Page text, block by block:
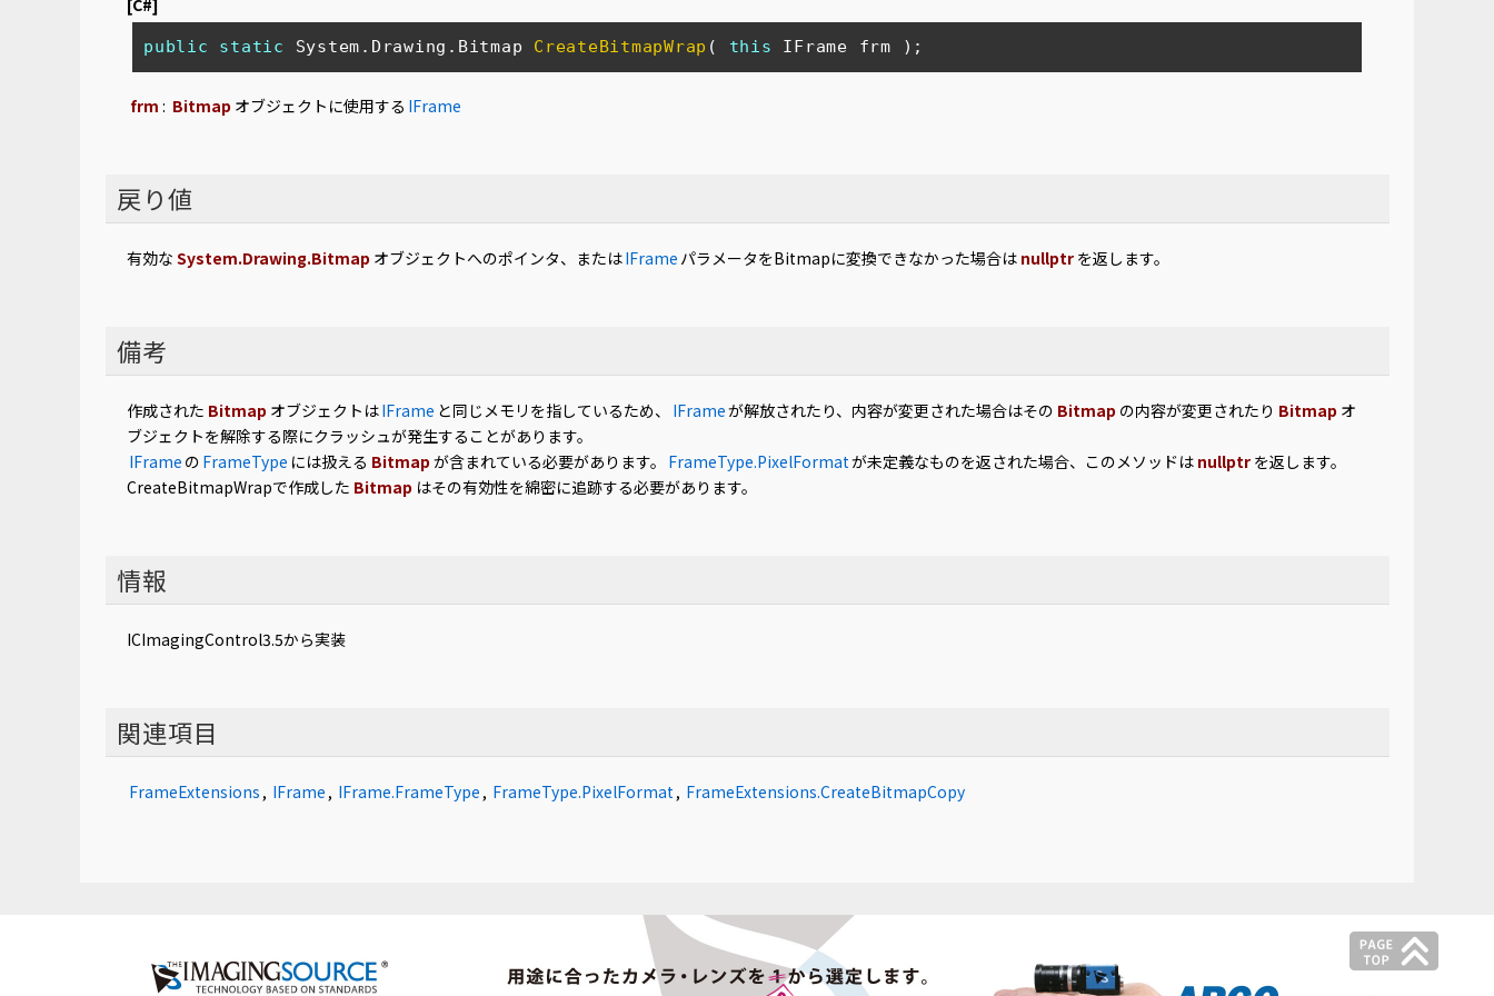
[C#]
public static System.Drawing. Bitmap CreateBitmapWrap ( this IFrame frm ) ;
frm : Bitmap オブジェクトに使用する IFrame
戻り値
有効な System.Drawing.Bitmap オブジェクトへのポインタ、またはIFrame パラメータをBitmapに変換できなかった場合は nullptr を返します。
備考
作成された Bitmap オブジェクトはIFrame と同じメモリを指しているため、 IFrameが解放されたり、内容が変更された場合はその Bitmap の内容が変更されたり Bitmap オ
ブジェクトを解除する際にクラッシュが発生することがあります。
IFrame の FrameType には扱える Bitmap が含まれている必要があります。 FrameType.PixelFormatが未定義なものを返された場合、このメソッドは nullptr を返します。
CreateBitmapWrapで作成した Bitmap はその有効性を綿密に追跡する必要があります。
情報
ICImagingControl3.5から実装
関連項目
FrameExtensions , IFrame , IFrame.FrameType , FrameType.PixelFormat, FrameExtensions.CreateBitmapCopy